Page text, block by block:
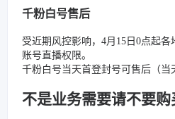
千粉白号售后
受近期风控影响，4月15日0点起
账号直播权限。
千粉白号当天首登封号可售后（当
不是业务需要请不要